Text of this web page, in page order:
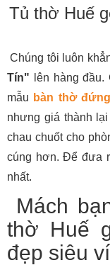
Tủ thờ Huế
Chúng tôi luôn
Tín" lên hàng
mẫu bàn thờ
nhưng giá thành
chau chuốt cho
cúng hơn. Để đưa
nhất.
Mách
thờ Huế
đẹp siêu